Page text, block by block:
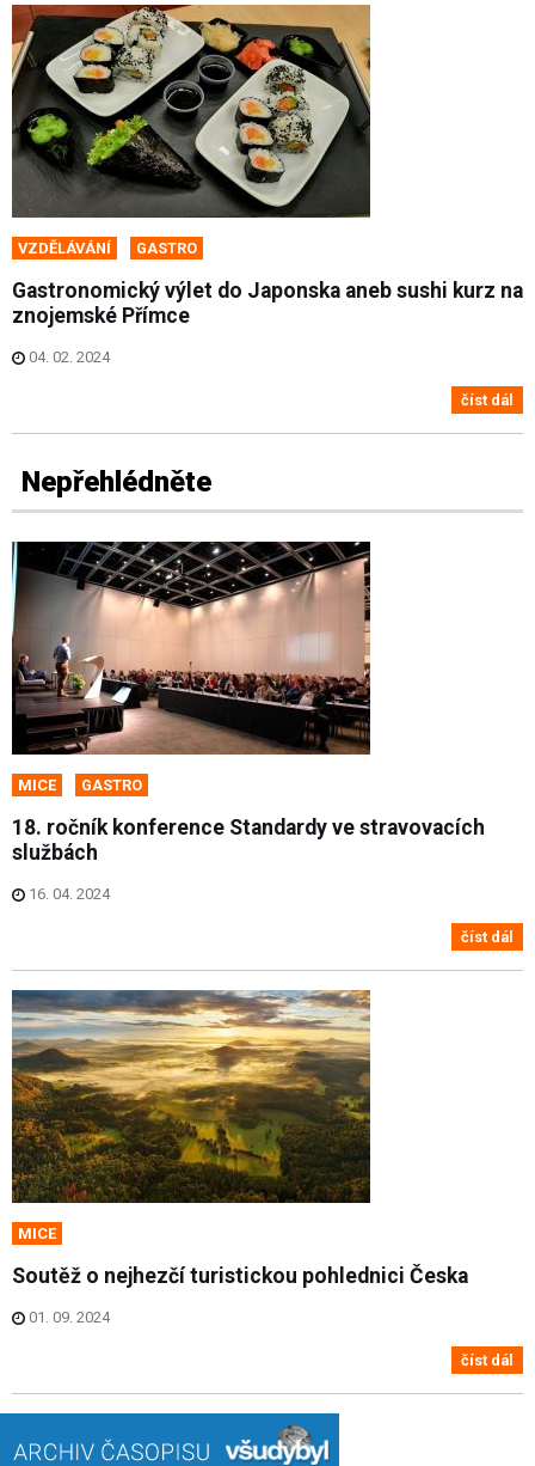
VZDĚLÁVÁNÍ GASTRO
Gastronomický výlet do Japonska aneb sushi kurz na
znojemské Přímce
04. 02. 2024
číst dál
Nepřehlédněte
MICE GASTRO
18. ročník konference Standardy ve stravovacích
službách
16. 04. 2024
číst dál
MICE
Soutěž o nejhezčí turistickou pohlednici Česka
01. 09. 2024
číst dál